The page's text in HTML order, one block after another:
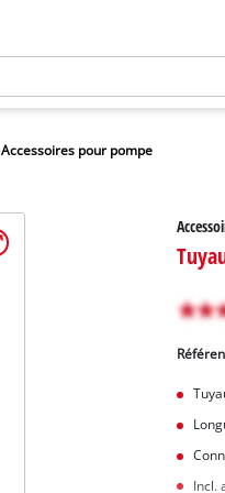
Accessoires pour pompe
Incl.